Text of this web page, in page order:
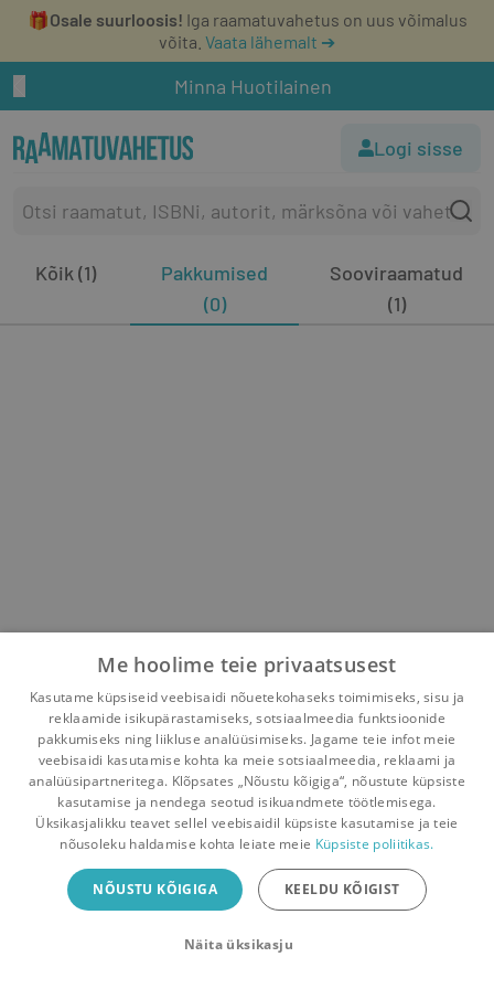
🎁Osale suurloosis! Iga raamatuvahetus on uus võimalus
võita. Vaata lähemalt ➔
Minna Huotilainen
Logi sisse
Kõik (1)
Pakkumised
(0)
Sooviraamatud
(1)
Pealehele Ostukorv Sõnumid Teated Konto
Raamatuvahetuse mobiiliäpp
Vaheta raamatuid veelgi mugavamalt!
Me hoolime teie privaatsusest
Kasutame küpsiseid veebisaidi nõuetekohaseks toimimiseks, sisu ja
reklaamide isikupärastamiseks, sotsiaalmeedia funktsioonide
pakkumiseks ning liikluse analüüsimiseks. Jagame teie infot meie
veebisaidi kasutamise kohta ka meie sotsiaalmeedia, reklaami ja
analüüsipartneritega. Klõpsates „Nõustu kõigiga“, nõustute küpsiste
kasutamise ja nendega seotud isikuandmete töötlemisega.
Üksikasjalikku teavet sellel veebisaidil küpsiste kasutamise ja teie
nõusoleku haldamise kohta leiate meie Küpsiste poliitikas.
NÕUSTU KÕIGIGA KEELDU KÕIGIST
Näita üksikasju